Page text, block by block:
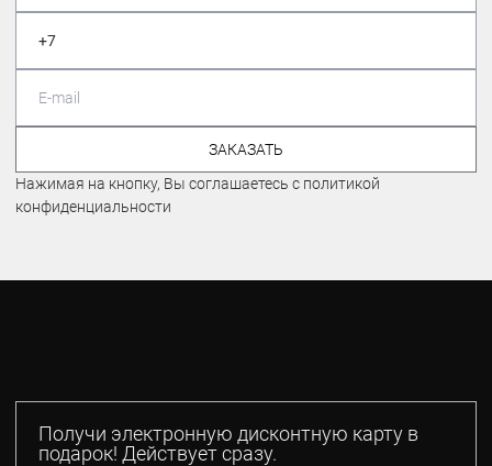
ЗАКАЗАТЬ
Нажимая на кнопку, Вы соглашаетесь с политикой
конфиденциальности
Получи электронную дисконтную карту в
подарок! Действует сразу.